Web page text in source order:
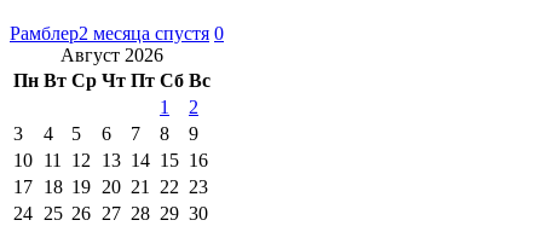
Рамблер2 месяца спустя 0
Август 2026
Пн Вт Ср Чт Пт Сб Вс
1
2
3
4 5 6 7 8
9
10 11 12 13 14 15 16
17 18 19 20 21 22 23
24 25 26 27 28 29 30